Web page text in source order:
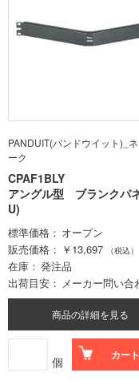
PANDUIT(パンドウイット)_
ーク
CPAF1BLY
アングル型 ブランクパ
U)
標準価格
オープン
販売価格
￥13,697 （税込）
在庫
発注品
出荷目安
メーカー問い合
商品の詳細を見る
個 カー